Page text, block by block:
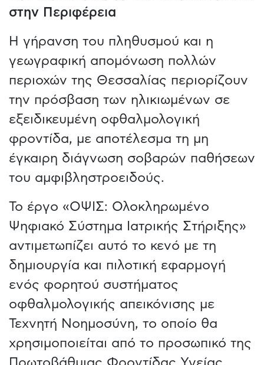
στην Περιφέρεια
Η γήρανση του πληθυσμού και η
γεωγραφική απομόνωση πολλών
περιοχών της Θεσσαλίας περιορίζουν
την πρόσβαση των ηλικιωμένων σε
εξειδικευμένη οφθαλμολογική
φροντίδα, με αποτέλεσμα τη μη
έγκαιρη διάγνωση σοβαρών παθήσεων
του αμφιβληστροειδούς.
Το έργο «ΟΨΙΣ: Ολοκληρωμένο
Ψηφιακό Σύστημα Ιατρικής Στήριξης»
αντιμετωπίζει αυτό το κενό με τη
δημιουργία και πιλοτική εφαρμογή
ενός φορητού συστήματος
οφθαλμολογικής απεικόνισης με
Τεχνητή Νοημοσύνη, το οποίο θα
χρησιμοποιείται από το προσωπικό της
Πρωτοβάθμιας Φροντίδας Υγείας